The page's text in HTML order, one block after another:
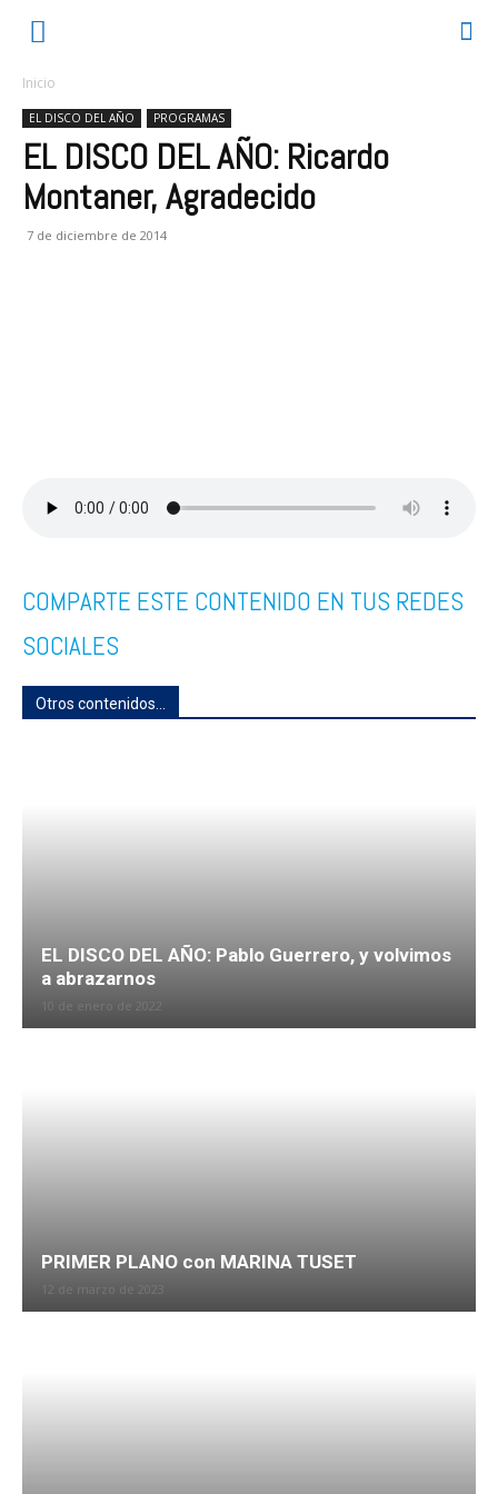
Inicio
EL DISCO DEL AÑO PROGRAMAS
EL DISCO DEL AÑO: Ricardo
Montaner, Agradecido
7 de diciembre de 2014
COMPARTE ESTE CONTENIDO EN TUS REDES
SOCIALES
Otros contenidos...
EL DISCO DEL AÑO: Pablo Guerrero, y volvimos
a abrazarnos
PRIMER PLANO con MARINA TUSET
12 de marzo de 2023